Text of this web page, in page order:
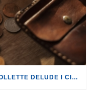
ENERGIA: IL DECRETO BOLLETTE DELUDE I CITTADINI, ANCHE NELLA SUA CONVERSIONE IN LEGGE.